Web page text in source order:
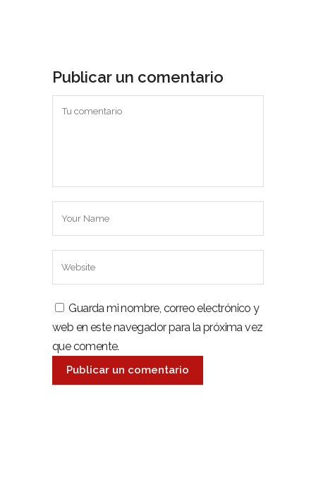
Publicar un comentario
Guarda mi nombre, correo electrónico y
web en este navegador para la próxima vez
que comente.